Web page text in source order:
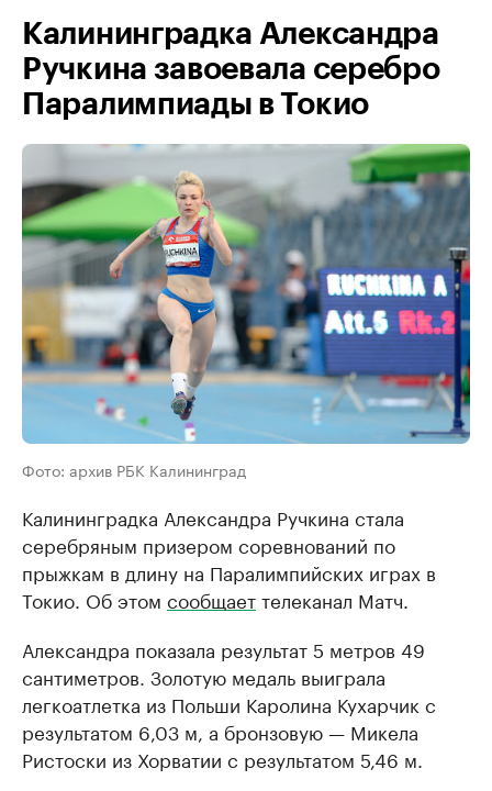
Калининградка Александра
Ручкина завоевала серебро
Паралимпиады в Токио
Фото: архив РБК Калининград
Калининградка Александра Ручкина стала
серебряным призером соревнований по
прыжкам в длину на Паралимпийских играх в
Токио. Об этом сообщаеттелеканал Матч.
Александра показала результат 5 метров 49
сантиметров. Золотую медаль выиграла
легкоатлетка из Польши Каролина Кухарчик с
результатом 6,03 м, а бронзовую — Микела
Ристоски из Хорватии с результатом 5,46 м.